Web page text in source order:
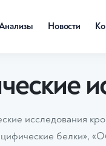
Новости
Биохимические
исследования
белки»,